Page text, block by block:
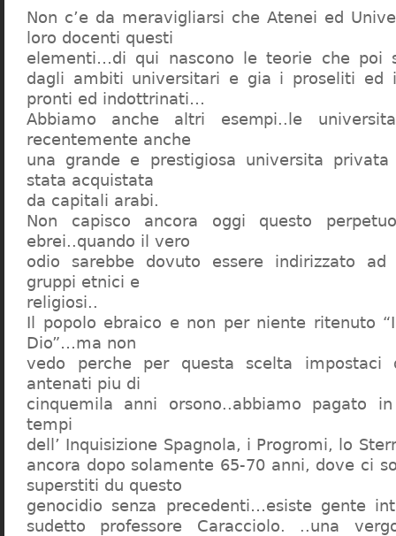
Non c’e da meravigliarsi che Atenei ed
loro docenti questi
elementi…di qui nascono le teorie che poi
dagli ambiti universitari e gia i proseliti ed
pronti ed indottrinati…
Abbiamo anche altri esempi..le
recentemente anche
una grande e prestigiosa universita
stata acquistata
da capitali arabi.
Non capisco ancora oggi questo
ebrei..quando il vero
odio sarebbe dovuto essere indirizzato
gruppi etnici e
religiosi..
Il popolo ebraico e non per niente ritenuto
Dio”…ma non
vedo perche per questa scelta
antenati piu di
cinquemila anni orsono..abbiamo pagato
tempi
dell’ Inquisizione Spagnola, i Progromi, lo
ancora dopo solamente 65-70 anni, dove ci
superstiti du questo
genocidio senza precedenti…esiste gente
sudetto professore Caracciolo. ..una